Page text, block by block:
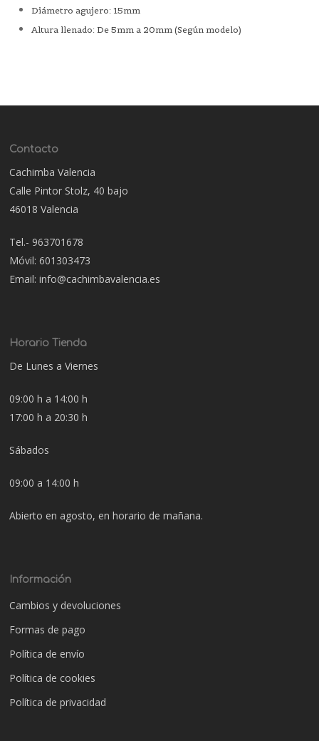
Diámetro agujero: 15mm
Altura llenado: De 5mm a 20mm (Según modelo)
Contacto
Cachimba Valencia
Calle Pintor Stolz, 40 bajo
46018 Valencia
Tel.- 963701678
Móvil: 601303473
Email: info@cachimbavalencia.es
Horario Tienda
De Lunes a Viernes
09:00 h a 14:00 h
17:00 h a 20:30 h
Sábados
09:00 a 14:00 h
Abierto en agosto, en horario de mañana.
Información
Cambios y devoluciones
Formas de pago
Política de envío
Política de cookies
Política de privacidad